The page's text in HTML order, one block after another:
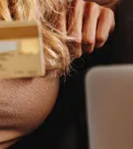
No se requiere pago por
POLÍTICA DE CANCELACIÓN Y
El cliente puede cancelar la
días antes de la fecha de
precio de la primera noche si
de la fecha de llegada. Si el
pagar el precio total de la